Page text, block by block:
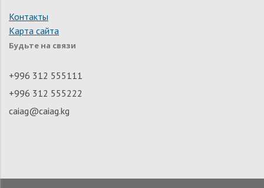
Контакты
Карта сайта
Будьте на связи
+996 312 555111
+996 312 555222
caiag@caiag.kg